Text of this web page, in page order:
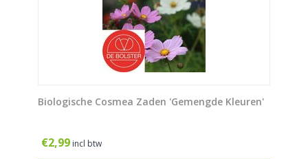
Biologische Cosmea Zaden 'Gemengde Kleuren'
€2,99 incl btw